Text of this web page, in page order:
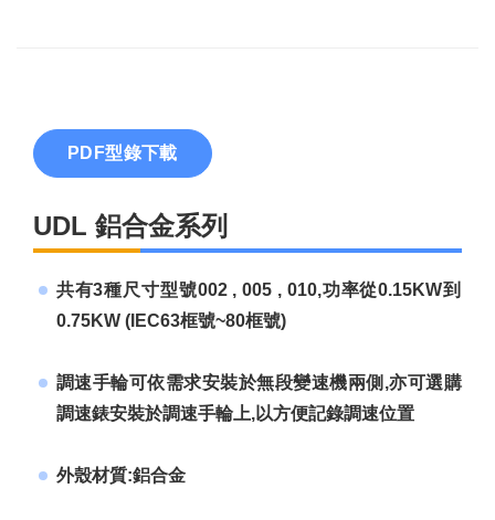
PDF型錄下載
UDL 鋁合金系列
共有3種尺寸型號002 , 005 , 010,功率從0.15KW到
0.75KW (IEC63框號~80框號)
調速手輪可依需求安裝於無段變速機兩側,亦可選購
調速錶安裝於調速手輪上,以方便記錄調速位置
外殼材質:鋁合金